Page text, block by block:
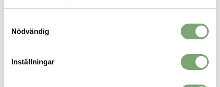
Nödvändig
Inställningar